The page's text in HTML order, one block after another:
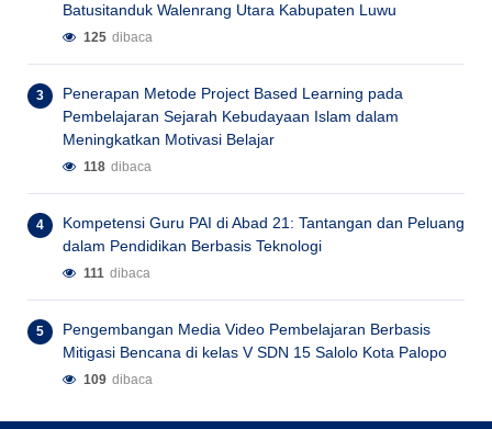
Batusitanduk Walenrang Utara Kabupaten Luwu
125 dibaca
Penerapan Metode Project Based Learning pada
Pembelajaran Sejarah Kebudayaan Islam dalam
Meningkatkan Motivasi Belajar
118 dibaca
Kompetensi Guru PAI di Abad 21: Tantangan dan Peluang
dalam Pendidikan Berbasis Teknologi
111 dibaca
Pengembangan Media Video Pembelajaran Berbasis
Mitigasi Bencana di kelas V SDN 15 Salolo Kota Palopo
109 dibaca